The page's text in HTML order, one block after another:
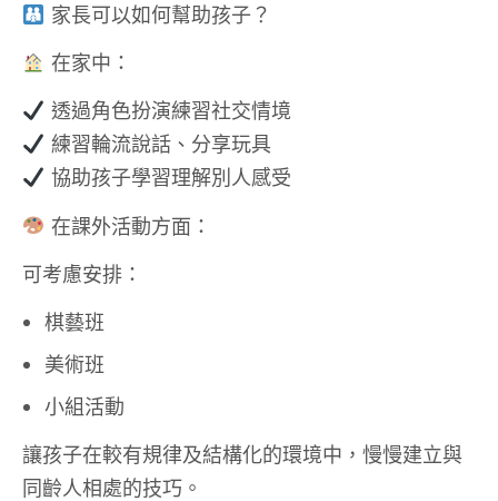
家長可以如何幫助孩子？
在家中：
透過角色扮演練習社交情境
練習輪流說話、分享玩具
協助孩子學習理解別人感受
在課外活動方面：
可考慮安排：
棋藝班
美術班
小組活動
讓孩子在較有規律及結構化的環境中，慢慢建立與
同齡人相處的技巧。